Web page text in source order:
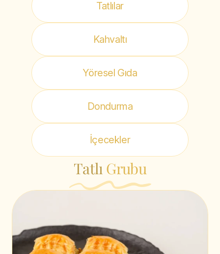
Tatlılar
Kahvaltı
Yöresel Gıda
Dondurma
İçecekler
Tatlı Grubu